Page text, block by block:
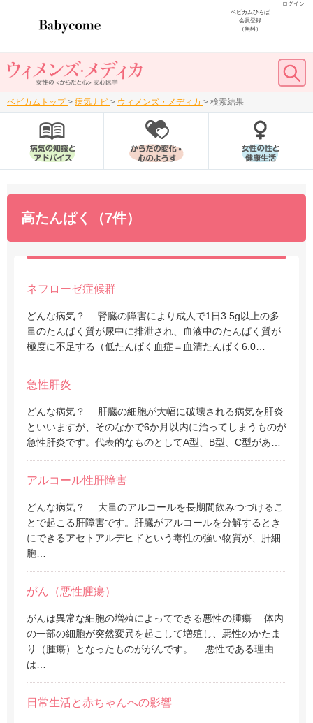
ログイン
ベビカムひろば
会員登録
（無料）
ベビカムトップ > 病気ナビ > ウィメンズ・メディカ > 検索結果
高たんぱく（7件）
ネフローゼ症候群
どんな病気？ 腎臓の障害により成人で1日3.5g以上の多
量のたんぱく質が尿中に排泄され、血液中のたんぱく質が
極度に不足する（低たんぱく血症＝血清たんぱく6.0…
急性肝炎
どんな病気？ 肝臓の細胞が大幅に破壊される病気を肝炎
といいますが、そのなかで6か月以内に治ってしまうものが
急性肝炎です。代表的なものとしてA型、B型、C型があ…
アルコール性肝障害
どんな病気？ 大量のアルコールを長期間飲みつづけるこ
とで起こる肝障害です。肝臓がアルコールを分解するとき
にできるアセトアルデヒドという毒性の強い物質が、肝細
胞…
がん（悪性腫瘍）
がんは異常な細胞の増殖によってできる悪性の腫瘍 体内
の一部の細胞が突然変異を起こして増殖し、悪性のかたま
り（腫瘍）となったものががんです。 悪性である理由
は…
日常生活と赤ちゃんへの影響